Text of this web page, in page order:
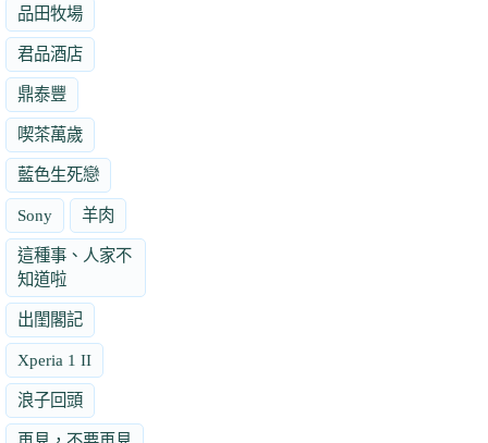
品田牧場
君品酒店
鼎泰豐
喫茶萬歲
藍色生死戀
Sony 羊肉
這種事、人家不
知道啦
出閨閣記
Xperia 1 II
浪子回頭